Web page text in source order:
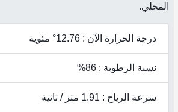
المحلي.
درجة الحرارة الآن : 12.76° مئوية
نسبة الرطوبة : 86%
سرعة الرياح : 1.91 متر / ثانية